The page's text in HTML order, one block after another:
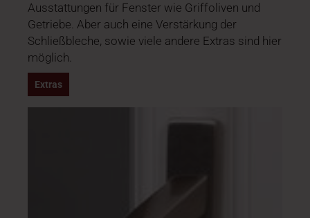
Ausstattungen für Fenster wie Griffoliven und
Getriebe. Aber auch eine Verstärkung der
Schließbleche, sowie viele andere Extras sind hier
möglich.
Extras